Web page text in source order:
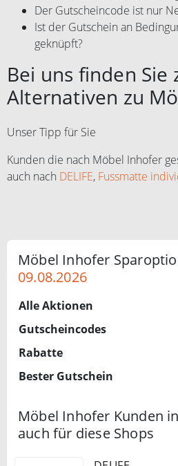
Der Gutscheincode ist nur
Ist der Gutschein an
geknüpft?
Bei uns finden Sie
Alternativen zu
Unser Tipp für Sie
Kunden die nach Möbel Inhofer
auch nach DELIFE, Fussmatte
Möbel Inhofer
09.08.2026
Alle Aktionen
Gutscheincodes
Rabatte
Bester Gutschein
Möbel Inhofer Kunden
auch für diese Shops